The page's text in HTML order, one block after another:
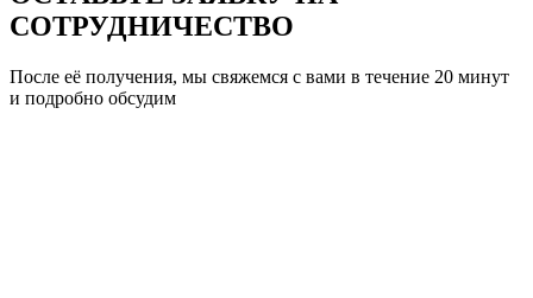
СОТРУДНИЧЕСТВО
После её получения, мы свяжемся с вами в течение 20 минут
и подробно обсудим